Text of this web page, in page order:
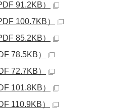
91.2KB）
100.7KB）
85.2KB）
78.5KB）
72.7KB）
101.8KB）
110.9KB）